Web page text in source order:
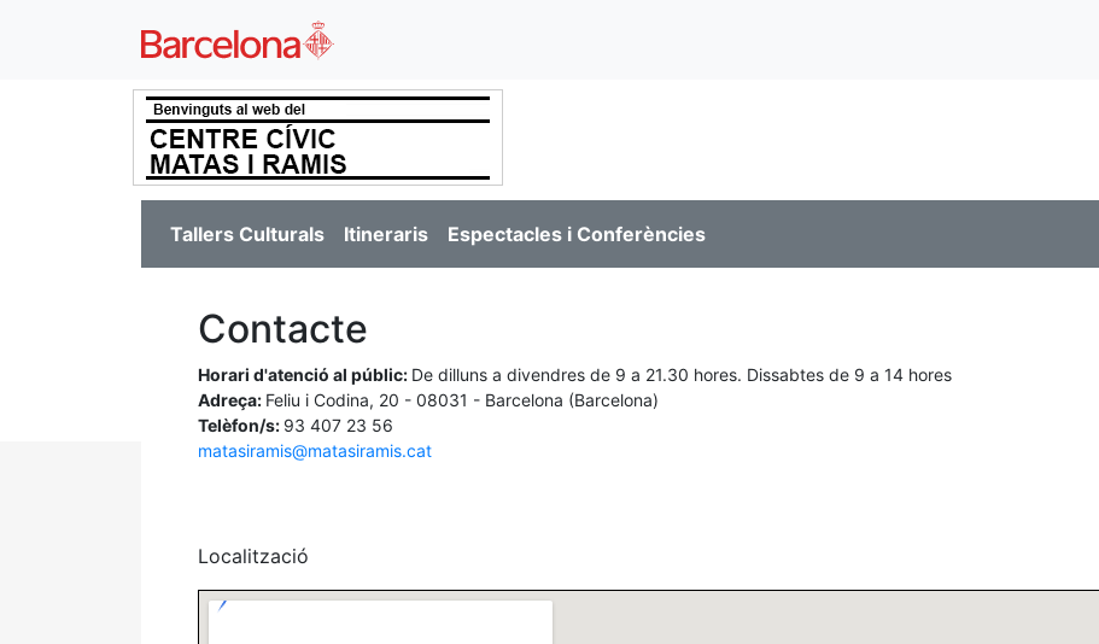
Tallers Culturals Itineraris Espectacles i Conferències
Contacte
Horari d'atenció al públic: De dilluns a divendres de 9 a 21.30 hores. Dissabtes de 9 a 14 hores
Adreça: Feliu i Codina, 20 - 08031 - Barcelona (Barcelona)
Telèfon/s: 93 407 23 56
matasiramis@matasiramis.cat
Localització